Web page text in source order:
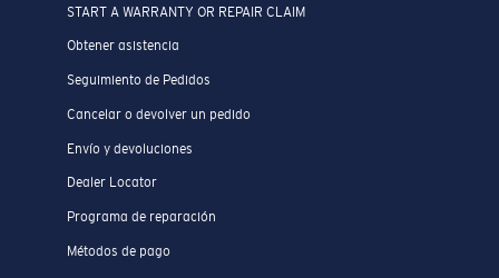
START A WARRANTY OR REPAIR CLAIM
Obtener asistencia
Seguimiento de Pedidos
Cancelar o devolver un pedido
Envío y devoluciones
Dealer Locator
Programa de reparación
Métodos de pago